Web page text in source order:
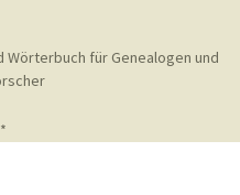
Wörterbuch für Genealogen und